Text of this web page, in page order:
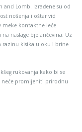
and Lomb. Izrađene su od
nošenja i oštar vid
meke kontaktne leće
naslage bjelančevina. Uz
razinu kisika u oku i brine
rukovanja kako bi se
neće promijeniti prirodnu